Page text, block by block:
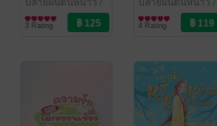
ชีวิตใหม่
ปลายฝนต้นหนาว /
Thonkao_oo
นิยายรักจีนโบราณ
3 Rating
ปลายฝนต้นหนาว /
Thonkao_oo
นิยายรักจีนโบราณ
4 Rating